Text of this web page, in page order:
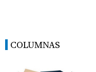
COLUMNAS